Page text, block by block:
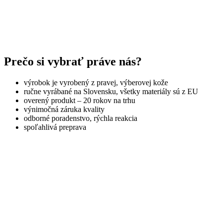
Prečo si vybrať práve nás?
výrobok je vyrobený z pravej, výberovej kože
ručne vyrábané na Slovensku, všetky materiály sú z EU
overený produkt – 20 rokov na trhu
výnimočná záruka kvality
odborné poradenstvo, rýchla reakcia
spoľahlivá preprava